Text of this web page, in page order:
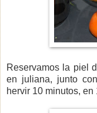
Reservamos la piel
en juliana, junto
hervir 10 minutos, en